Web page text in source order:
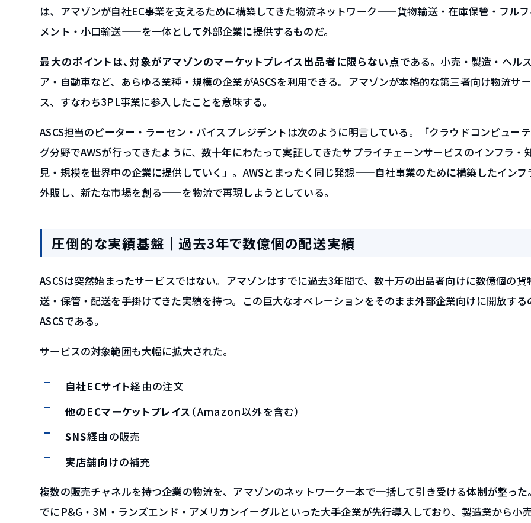
は、アマゾンが自社EC事業を支えるために構築してきた物流ネットワーク——貨物輸送・在庫保管・フル
メント・小口輸送——を一体として外部企業に提供するものだ。
最大のポイントは、対象がアマゾンのマーケットプレイス出品者に限らない点である。小売・製造・ヘル
ア・自動車など、あらゆる業種・規模の企業がASCSを利用できる。アマゾンが本格的な第三者向け物流サ
ス、すなわち3PL事業に参入したことを意味する。
ASCS担当のピーター・ラーセン・バイスプレジデントは次のように明言している。「クラウドコンピュー
グ分野でAWSが行ってきたように、数十年にわたって実証してきたサプライチェーンサービスのインフラ・
見・規模を世界中の企業に提供していく」。AWSとまったく同じ発想——自社事業のために構築したインフ
外販し、新たな市場を創る——を物流で再現しようとしている。
圧倒的な実績基盤｜過去3年で数億個の配送実績
ASCSは突然始まったサービスではない。アマゾンはすでに過去3年間で、数十万の出品者向けに数億個の貨
送・保管・配送を手掛けてきた実績を持つ。この巨大なオペレーションをそのまま外部企業向けに開放する
ASCSである。
サービスの対象範囲も大幅に拡大された。
自社ECサイト経由の注文
他のECマーケットプレイス （Amazon以外を含む）
SNS経由の販売
実店舗向けの補充
複数の販売チャネルを持つ企業の物流を、アマゾンのネットワーク一本で一括して引き受ける体制が整った
でにP&G・3M・ランズエンド・アメリカンイーグルといった大手企業が先行導入しており、製造業から小